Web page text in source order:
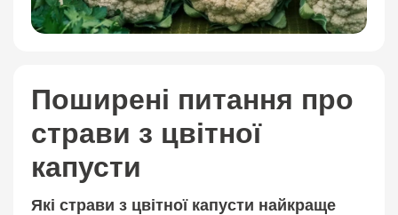
Поширені питання про
страви з цвітної
капусти
Які страви з цвітної капусти найкраще